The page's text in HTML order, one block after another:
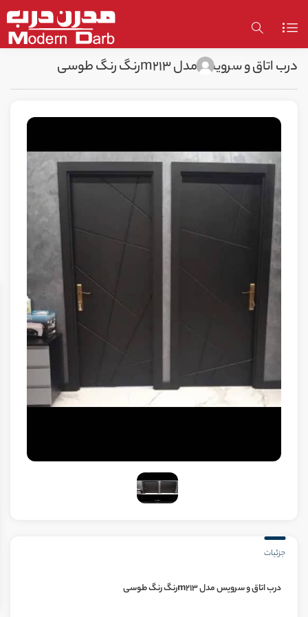
درب اتاق و سرویس مدل m213رنگ رنگ طوسی
جزئیات
درب اتاق و سرویس مدل m213رنگ رنگ طوسی